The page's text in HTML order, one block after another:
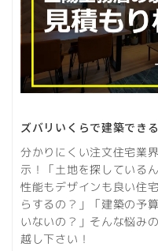
ズバリいくらで建築でき
分かりにくい注文住宅業
示！「土地を探している
性能もデザインも良い住
らするの？」「建築の予
いないの？」そんな悩み
越し下さい！